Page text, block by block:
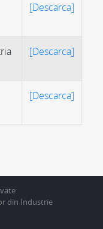
[Descarca]
[Descarca]
[Descarca]
din Industrie